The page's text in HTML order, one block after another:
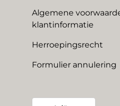
Algemene
klantinformatie
Herroepingsrecht
Formulier annulering